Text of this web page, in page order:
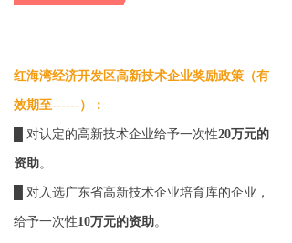
红海湾经济开发区高新技术企业奖励政策（有
效期至------）：
█ 对认定的高新技术企业给予一次性20万元的
资助。
█ 对入选广东省高新技术企业培育库的企业，
给予一次性10万元的资助。